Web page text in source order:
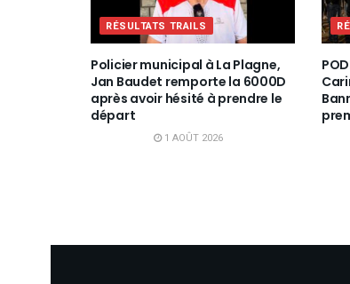
RÉSULTATS TRAILS
Policier municipal à La Plagne,
Jan Baudet remporte la 6000D
après avoir hésité à prendre le
départ
1 AOÛT 2026